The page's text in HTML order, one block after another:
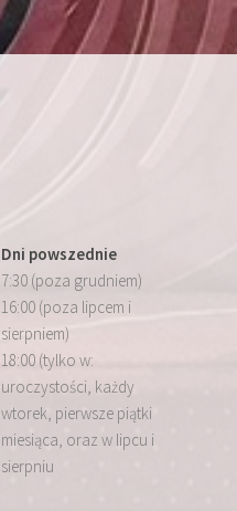
Dni powszednie
7:30 (poza grudniem)
16:00 (poza lipcem i
sierpniem)
18:00 (tylko w:
uroczystości, każdy
wtorek, pierwsze piątki
miesiąca, oraz w lipcu i
sierpniu